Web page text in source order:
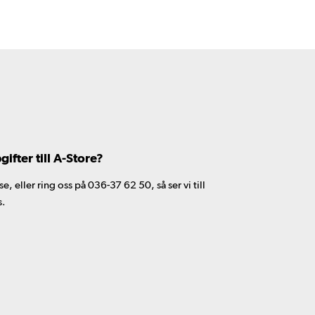
till A-Store?
eller ring oss på 036-37 62 50, så ser vi till